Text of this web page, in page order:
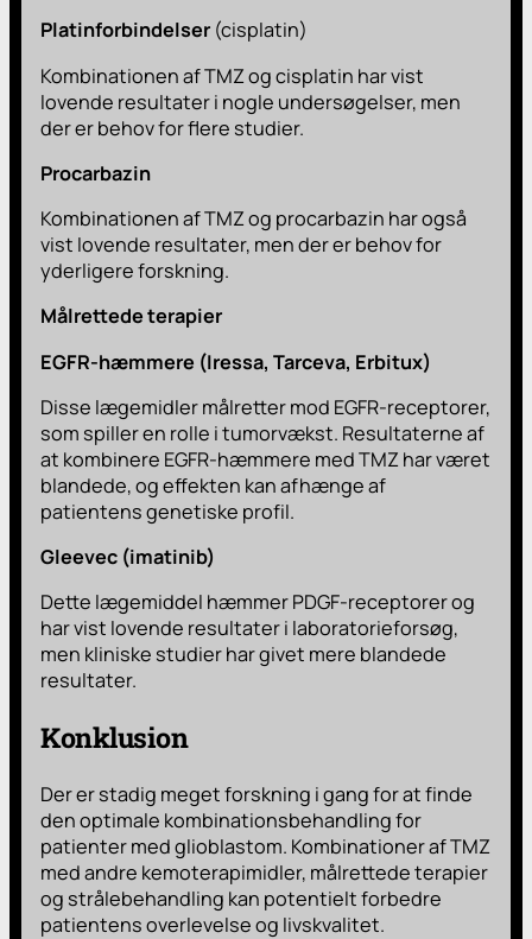
Platinforbindelser (cisplatin)
Kombinationen af TMZ og cisplatin har vist
lovende resultater i nogle undersøgelser, men
der er behov for flere studier.
Procarbazin
Kombinationen af TMZ og procarbazin har også
vist lovende resultater, men der er behov for
yderligere forskning.
Målrettede terapier
EGFR-hæmmere (Iressa, Tarceva, Erbitux)
Disse lægemidler målretter mod EGFR-receptorer,
som spiller en rolle i tumorvækst. Resultaterne af
at kombinere EGFR-hæmmere med TMZ har været
blandede, og effekten kan afhænge af
patientens genetiske profil.
Gleevec (imatinib)
Dette lægemiddel hæmmer PDGF-receptorer og
har vist lovende resultater i laboratorieforsøg,
men kliniske studier har givet mere blandede
resultater.
Konklusion
Der er stadig meget forskning i gang for at finde
den optimale kombinationsbehandling for
patienter med glioblastom. Kombinationer af TMZ
med andre kemoterapimidler, målrettede terapier
og strålebehandling kan potentielt forbedre
patientens overlevelse og livskvalitet.